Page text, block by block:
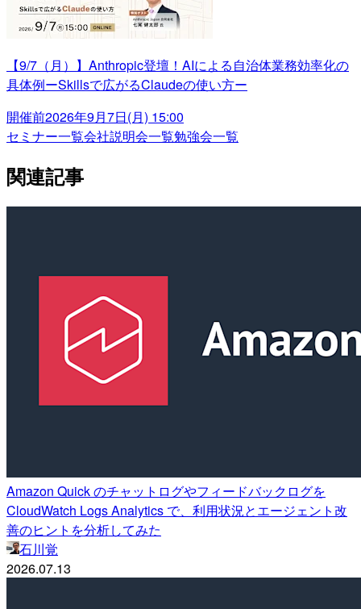
【9/7（月）】Anthropic登壇！AIによる自治体業務効率化の
具体例ーSkillsで広がるClaudeの使い方ー
開催前2026年9月7日(月) 15:00
セミナー一覧会社説明会一覧勉強会一覧
関連記事
Amazon Quick のチャットログやフィードバックログを
CloudWatch Logs Analytics で、利用状況とエージェント改
善のヒントを分析してみた
石川覚
2026.07.13